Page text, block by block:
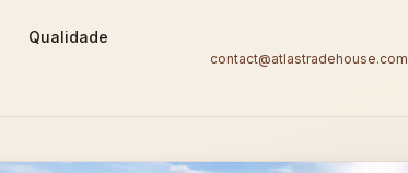
Qualidade
contact@atlastradehouse.com